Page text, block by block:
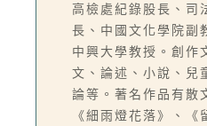
高檢處紀錄股長、司
長、中國文化學院副
中興大學教授。創作
文、論述、小說、兒
論等。著名作品有散
《細雨燈花落》、《